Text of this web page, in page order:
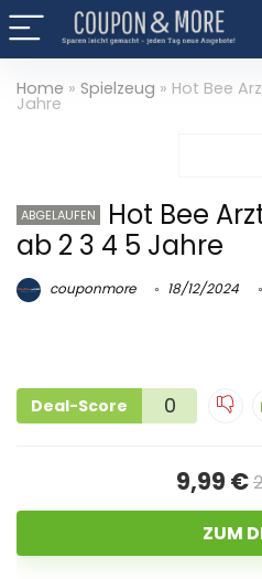
Home » Spielzeug » Hot Bee
Jahre
ABGELAUFEN
Hot Bee
ab 2 3 4 5 Jahre
couponmore 18/12/2024
Deal-Score 0
9,99 €
ZUM